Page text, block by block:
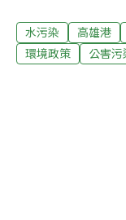
內可以看見不少
有長足進步。
水污染 高雄港
環境政策
公害污